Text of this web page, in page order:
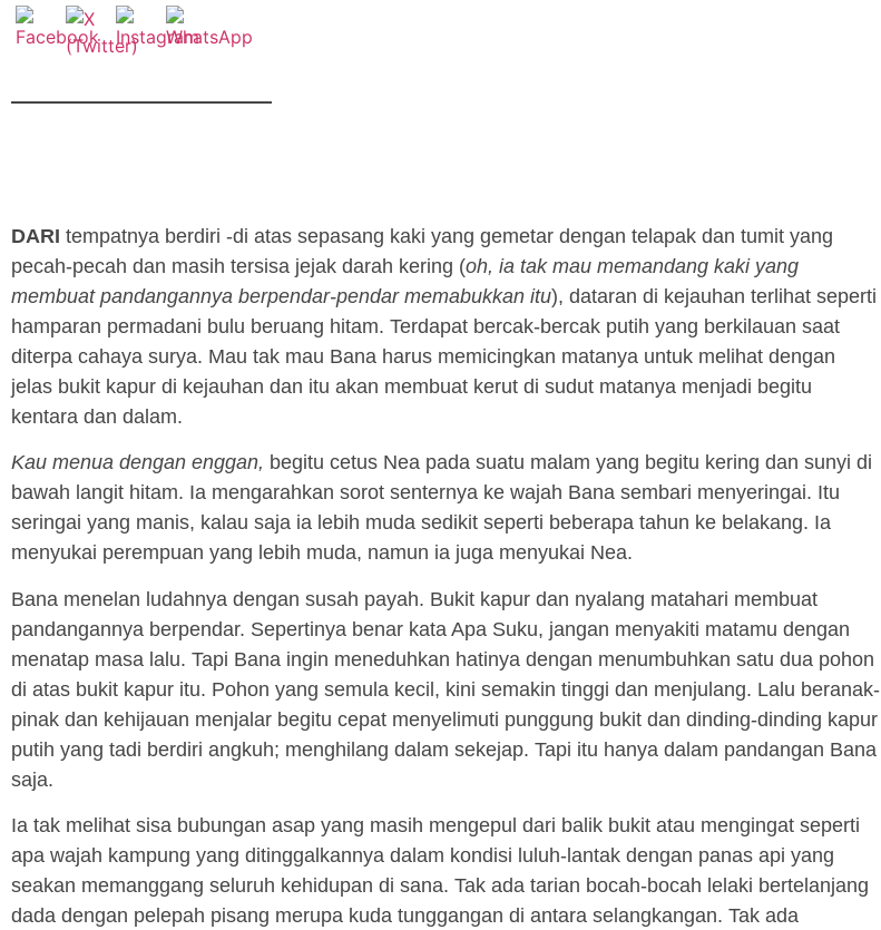
DARI tempatnya berdiri -di atas sepasang kaki yang gemetar dengan telapak dan tumit yang
pecah-pecah dan masih tersisa jejak darah kering (oh, ia tak mau memandang kaki yang
membuat pandangannya berpendar-pendar memabukkan itu), dataran di kejauhan terlihat seperti
hamparan permadani bulu beruang hitam. Terdapat bercak-bercak putih yang berkilauan saat
diterpa cahaya surya. Mau tak mau Bana harus memicingkan matanya untuk melihat dengan
jelas bukit kapur di kejauhan dan itu akan membuat kerut di sudut matanya menjadi begitu
kentara dan dalam.
Kau menua dengan enggan, begitu cetus Nea pada suatu malam yang begitu kering dan sunyi di
bawah langit hitam. Ia mengarahkan sorot senternya ke wajah Bana sembari menyeringai. Itu
seringai yang manis, kalau saja ia lebih muda sedikit seperti beberapa tahun ke belakang. Ia
menyukai perempuan yang lebih muda, namun ia juga menyukai Nea.
Bana menelan ludahnya dengan susah payah. Bukit kapur dan nyalang matahari membuat
pandangannya berpendar. Sepertinya benar kata Apa Suku, jangan menyakiti matamu dengan
menatap masa lalu. Tapi Bana ingin meneduhkan hatinya dengan menumbuhkan satu dua pohon
di atas bukit kapur itu. Pohon yang semula kecil, kini semakin tinggi dan menjulang. Lalu beranak-
pinak dan kehijauan menjalar begitu cepat menyelimuti punggung bukit dan dinding-dinding kapur
putih yang tadi berdiri angkuh; menghilang dalam sekejap. Tapi itu hanya dalam pandangan Bana
saja.
Ia tak melihat sisa bubungan asap yang masih mengepul dari balik bukit atau mengingat seperti
apa wajah kampung yang ditinggalkannya dalam kondisi luluh-lantak dengan panas api yang
seakan memanggang seluruh kehidupan di sana. Tak ada tarian bocah-bocah lelaki bertelanjang
dada dengan pelepah pisang merupa kuda tunggangan di antara selangkangan. Tak ada